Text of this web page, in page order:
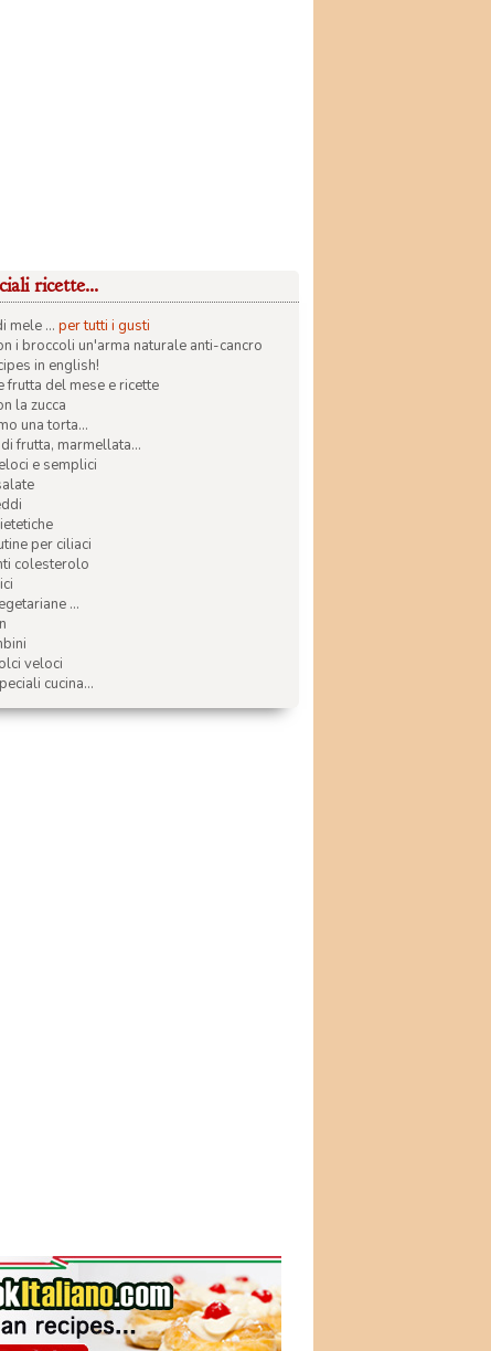
ricette...
mele ... per tutti i gusti
i broccoli un'arma naturale anti-cancro
in english!
frutta del mese e ricette
la zucca
una torta...
frutta, marmellata...
e semplici
per ciliaci
colesterolo
...
veloci
cucina...